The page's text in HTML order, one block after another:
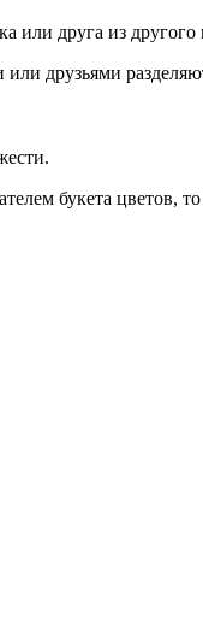
или друга из другого
друзьями
букета цветов, то